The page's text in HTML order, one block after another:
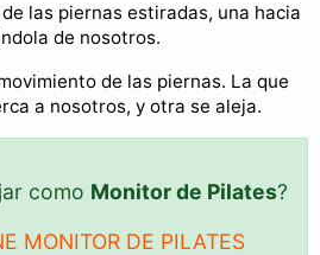
las piernas estiradas, una hacia
de nosotros.
de las piernas. La que
a nosotros, y otra se aleja.
como Monitor de Pilates?
MONITOR DE PILATES